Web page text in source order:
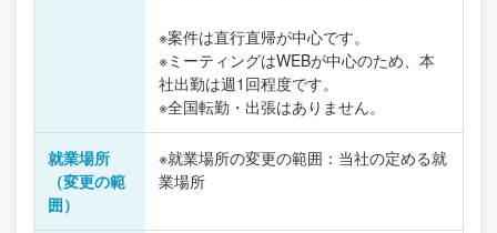
※案件は直行直帰が中心です。
※ミーティングはWEBが中心のため、本
社出勤は週1回程度です。
※全国転勤・出張はありません。
就業場所
（変更の範
囲）
※就業場所の変更の範囲：当社の定める就
業場所